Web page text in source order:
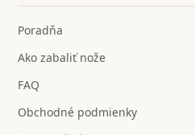
Poradňa
Ako zabaliť nože
FAQ
Obchodné podmienky